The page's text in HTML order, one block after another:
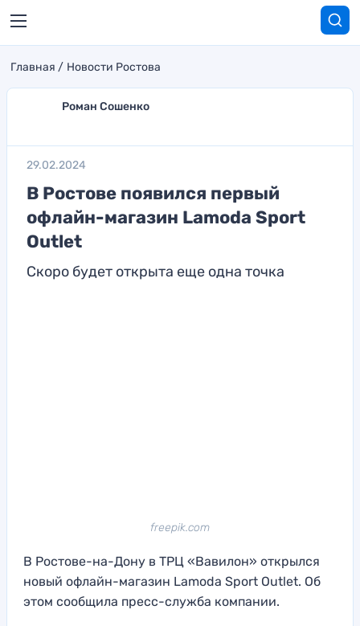
Главная Новости Ростова
Роман Сошенко
29.02.2024
В Ростове появился первый
офлайн-магазин Lamoda Sport
Outlet
Скоро будет открыта еще одна точка
freepik.com
В Ростове-на-Дону в ТРЦ «Вавилон» открылся
новый офлайн-магазин Lamoda Sport Outlet. Об
этом сообщила пресс-служба компании.